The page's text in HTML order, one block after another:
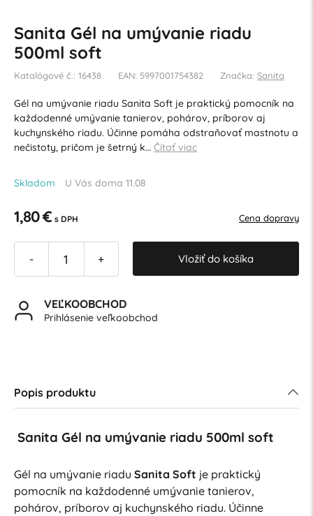
Sanita Gél na umývanie riadu
500ml soft
Katalógové č.: 16438 EAN: 5997001754382 Značka: Sanita
Gél na umývanie riadu Sanita Soft je praktický pomocník na
každodenné umývanie tanierov, pohárov, príborov aj
kuchynského riadu. Účinne pomáha odstraňovať mastnotu a
nečistoty, pričom je šetrný k… Čítať viac
Skladom U Vás doma 11.08
1,80 € s DPH Cena dopravy
- + Vložiť do košíka
VEĽKOOBCHOD
Prihlásenie veľkoobchod
Popis produktu
Sanita Gél na umývanie riadu 500ml soft
Gél na umývanie riadu Sanita Soft je praktický
pomocník na každodenné umývanie tanierov,
pohárov, príborov aj kuchynského riadu. Účinne